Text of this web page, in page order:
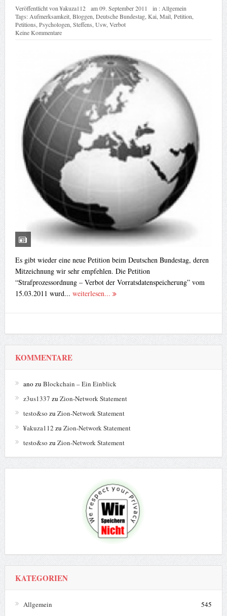
Veröffentlicht von¥akuza112 am09. September 2011 in : Allgemein
Tags: Aufmerksamkeit, Bloggen Deutsche Bundestag, Kai Mail, Petition
Petitions Psychologen Steffens Usw, Verbot
Keine Kommentare
Es gibt wieder eine neue Petition beim Deutschen Bundestag, deren
Mitzeichnung wir sehr empfehlen. Die Petition
“Strafprozessordnung – Verbot der Vorratsdatenspeicherung” vom
15.03.2011 wurd... weiterlesen...
KOMMENTARE
ano zu Blockchain – Ein Einblick
z3us1337 zu Zion-Network Statement
testo&so zu Zion-Network Statement
¥akuza112 zu Zion-Network Statement
testo&so zu Zion-Network Statement
KATEGORIEN
Allgemein
545